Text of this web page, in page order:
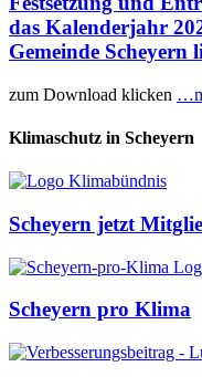
das Kalenderjahr
Gemeinde Scheyern
zum Download klicken
Klimaschutz in Scheyern
Scheyern jetzt
Scheyern pro Klima